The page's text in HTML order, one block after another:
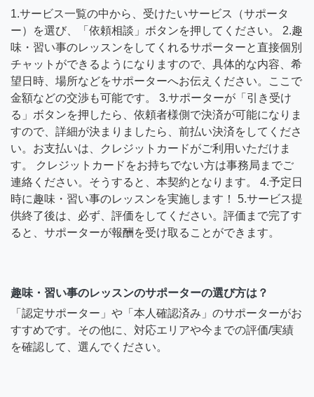
1.サービス一覧の中から、受けたいサービス（サポータ
ー）を選び、「依頼相談」ボタンを押してください。 2.趣
味・習い事のレッスンをしてくれるサポーターと直接個別
チャットができるようになりますので、具体的な内容、希
望日時、場所などをサポーターへお伝えください。ここで
金額などの交渉も可能です。 3.サポーターが「引き受け
る」ボタンを押したら、依頼者様側で決済が可能になりま
すので、詳細が決まりましたら、前払い決済をしてくださ
い。お支払いは、クレジットカードがご利用いただけま
す。 クレジットカードをお持ちでない方は事務局までご
連絡ください。そうすると、本契約となります。 4.予定日
時に趣味・習い事のレッスンを実施します！ 5.サービス提
供終了後は、必ず、評価をしてください。評価まで完了す
ると、サポーターが報酬を受け取ることができます。
趣味・習い事のレッスンのサポーターの選び方は？
「認定サポーター」や「本人確認済み」のサポーターがお
すすめです。その他に、対応エリアや今までの評価/実績
を確認して、選んでください。